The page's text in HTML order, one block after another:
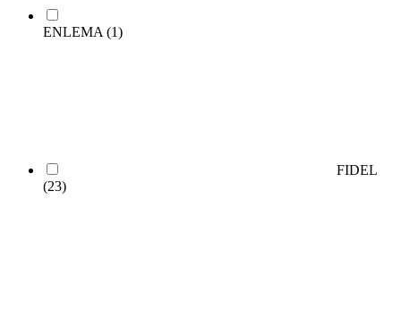
ENLEMA (1)
FIDEL
(23)